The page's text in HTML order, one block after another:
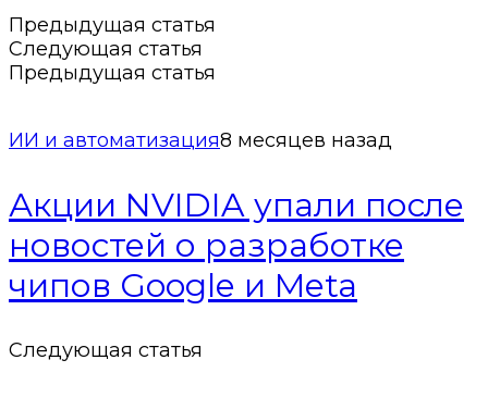
Предыдущая статья
Следующая статья
Предыдущая статья
ИИ и автоматизация8 месяцев назад
Акции NVIDIA упали после
новостей о разработке
чипов Google и Meta
Следующая статья